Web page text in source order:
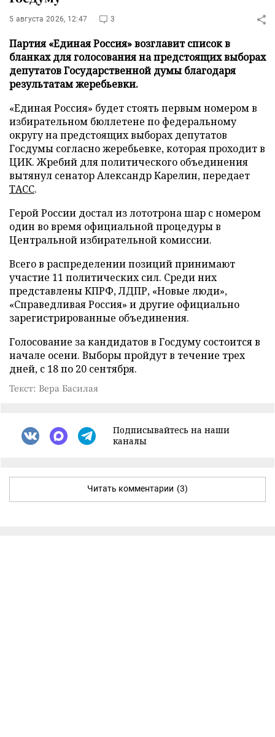
5 августа 2026, 12:47 3
Партия «Единая Россия» возглавит список в
бланках для голосования на предстоящих выборах
депутатов Государственной думы благодаря
результатам жеребьевки.
«Единая Россия» будет стоять первым номером в
избирательном бюллетене по федеральному
округу на предстоящих выборах депутатов
Госдумы согласно жеребьевке, которая проходит в
ЦИК. Жребий для политического объединения
вытянул сенатор Александр Карелин, передает
ТАСС.
Герой России достал из лототрона шар с номером
один во время официальной процедуры в
Центральной избирательной комиссии.
Всего в распределении позиций принимают
участие 11 политических сил. Среди них
представлены КПРФ, ЛДПР, «Новые люди»,
«Справедливая Россия» и другие официально
зарегистрированные объединения.
Голосование за кандидатов в Госдуму состоится в
начале осени. Выборы пройдут в течение трех
дней, с 18 по 20 сентября.
Текст: Вера Басилая
Подписывайтесь на наши
каналы
Читать комментарии (3)